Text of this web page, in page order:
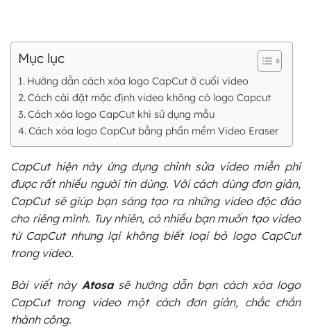
Mục lục
Hướng dẫn cách xóa logo CapCut ở cuối video
Cách cài đặt mặc định video không có logo Capcut
Cách xóa logo CapCut khi sử dụng mẫu
Cách xóa logo CapCut bằng phần mềm Video Eraser
CapCut hiện này ứng dụng chỉnh sửa video miễn phí
được rất nhiều người tin dùng. Với cách dùng đơn giản,
CapCut sẽ giúp bạn sáng tạo ra những video độc đáo
cho riêng mình. Tuy nhiên, có nhiều bạn muốn tạo video
từ CapCut nhưng lại không biết loại bỏ logo CapCut
trong video.
Bài viết này Atosasẽ hướng dẫn bạn cách xóa logo
CapCut trong video một cách đơn giản, chắc chắn
thành công.